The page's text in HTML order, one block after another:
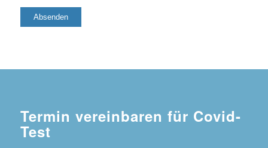
Termin vereinbaren für Covid-
Test